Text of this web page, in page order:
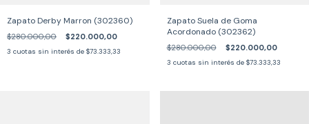
Zapato Derby Marron (302360)
$280.000,00 $220.000,00
3 cuotas sin interés de $73.333,33
Zapato Suela de Goma
Acordonado (302362)
$280.000,00 $220.000,00
3 cuotas sin interés de $73.333,33